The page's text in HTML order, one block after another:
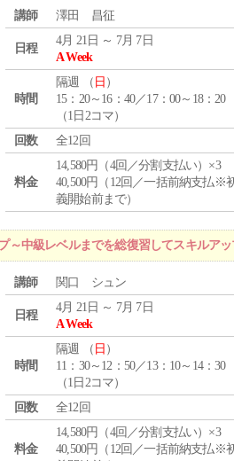
講師 澤田 昌征
日程
4月 21日 ～ 7月 7日
A Week
時間
隔週 （ 日 ）
15：20～16：40／17：00～18：20
（1日2コマ）
回数
全12回
料金
14,580円（4回／分割支払い）×3
40,500円（12回／一括前納支払※
義開始前まで）
～中級レベルまでを総復習してスキルア
講師 関口 シュン
日程
4月 21日 ～ 7月 7日
A Week
時間
隔週 （ 日 ）
11：30～12：50／13：10～14：30
（1日2コマ）
回数
全12回
料金
14,580円（4回／分割支払い）×3
40,500円（12回／一括前納支払※